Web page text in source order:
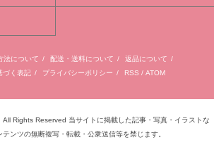
法について / 配送・送料について / 返品について /
づく表記 / プライバシーポリシー / RSS / ATOM
All Rights Reserved 当サイトに掲載した記事・写真・イラストな
テンツの無断複写・転載・公衆送信等を禁じます。